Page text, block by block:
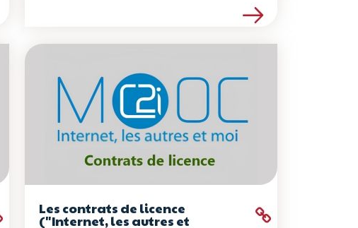
Voir les détails de la ressource
Les contrats de licence
("Internet, les autres et